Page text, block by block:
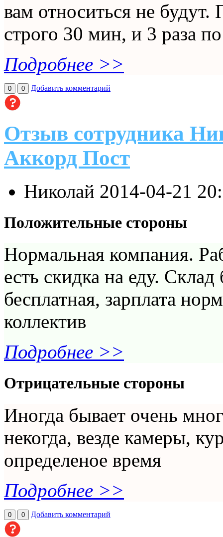
вам относиться не будут.
строго 30 мин, и 3 раза
Подробнее >>
0 0 Добавить комментарий
Отзыв сотрудника
Аккорд Пост
Николай 2014-04-21
Положительные стороны
Нормальная компания.
есть скидка на еду.
бесплатная, зарплата
коллектив
Подробнее >>
Отрицательные стороны
Иногда бывает очень
некогда, везде камеры,
определеное время
Подробнее >>
0 0 Добавить комментарий